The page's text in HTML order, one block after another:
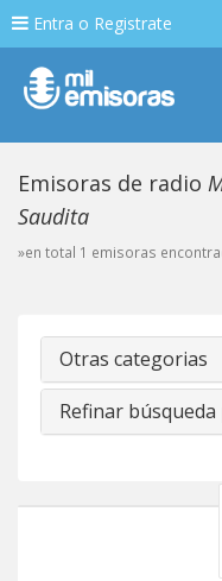
Entra o Registrate
Emisoras de radio
Saudita
»en total 1 emisoras
Otras categorias
Refinar